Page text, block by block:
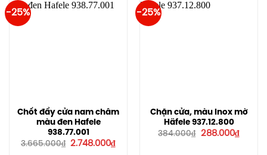
-25%
Chốt đẩy cửa nam châm
màu đen Hafele
938.77.001
3.665.000₫
Giá
2.748.000₫Giá
hiện
-25%
Chặn cửa, màu Inox mờ
Häfele 937.12.800
384.000₫
Giá
288.000₫Giá
hiện